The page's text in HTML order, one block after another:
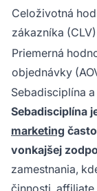
Celoživotná
zákazníka (CLV)
Priemerná
objednávky
Sebadisciplína
Sebadisciplína
marketing
vonkajšej
zamestnania,
činnosti, affiliate